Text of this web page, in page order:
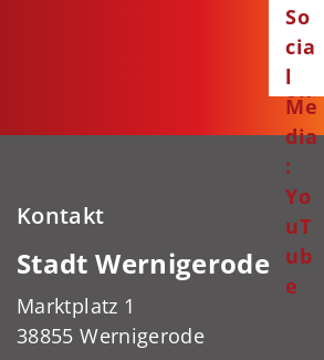
ce
bo
ok
So
cia
l
Me
dia
:
Yo
uT
ub
e
Kontakt
Stadt Wernigerode
Marktplatz 1
38855 Wernigerode